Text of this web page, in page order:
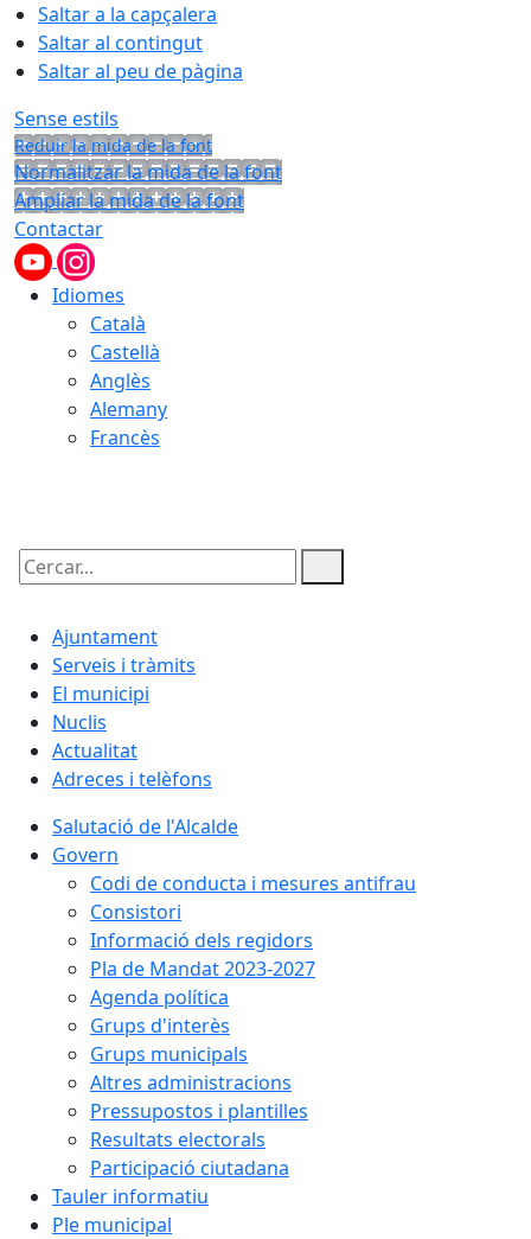
Saltar a la capçalera
Saltar al contingut
Saltar al peu de pàgina
Sense estils
Reduir la mida de la font
Normalitzar la mida de la font
Ampliar la mida de la font
Contactar
Idiomes
Català
Castellà
Anglès
Alemany
Francès
Cercar:
Ajuntament
Serveis i tràmits
El municipi
Nuclis
Actualitat
Adreces i telèfons
Salutació de l'Alcalde
Govern
Codi de conducta i mesures antifrau
Consistori
Informació dels regidors
Pla de Mandat 2023-2027
Agenda política
Grups d'interès
Grups municipals
Altres administracions
Pressupostos i plantilles
Resultats electorals
Participació ciutadana
Tauler informatiu
Ple municipal